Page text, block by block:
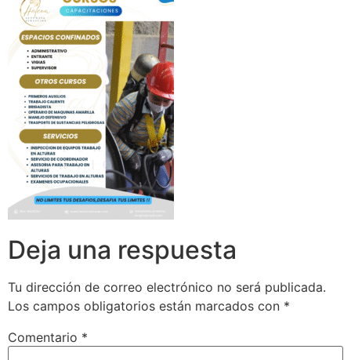
Deja una respuesta
Tu dirección de correo electrónico no será publicada.
Los campos obligatorios están marcados con *
Comentario *